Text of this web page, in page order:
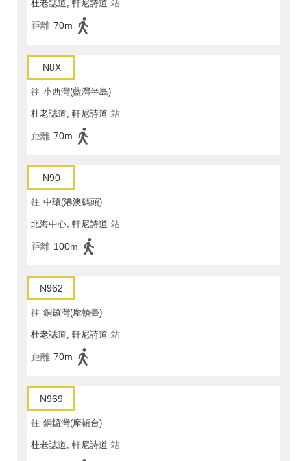
杜老誌道, 軒尼詩道 站
距離 70m
N8X
往 小西灣(藍灣半島)
杜老誌道, 軒尼詩道 站
距離 70m
N90
往 中環(港澳碼頭)
北海中心, 軒尼詩道 站
距離 100m
N962
往 銅鑼灣(摩頓臺)
杜老誌道, 軒尼詩道 站
距離 70m
N969
往 銅鑼灣(摩頓台)
杜老誌道, 軒尼詩道 站